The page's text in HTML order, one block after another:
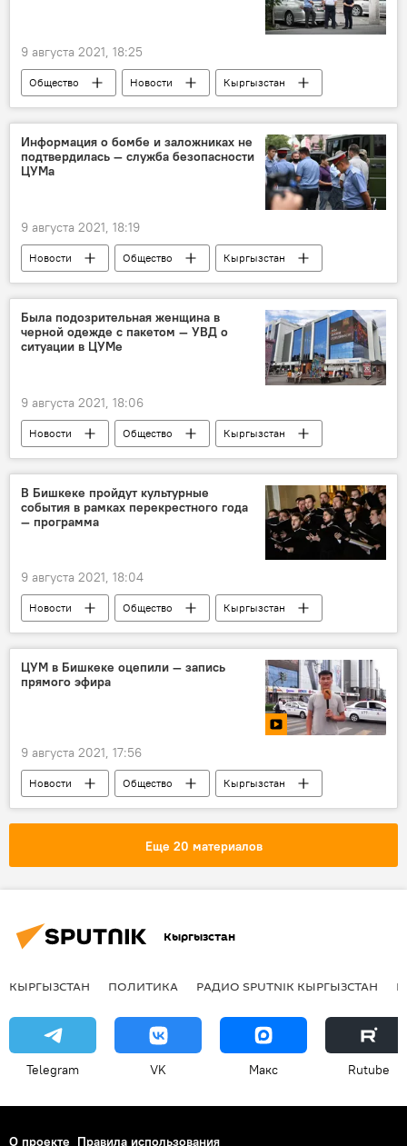
9 августа 2021, 18:25
Общество Новости
Кыргызстан
Происшествия
ЦУМ
ГКНБ
информация
бомба
заложники
комментарии
ложь
Информация о бомбе и заложниках не
подтвердилась — служба безопасности
ЦУМа
9 августа 2021, 18:19
Новости Общество
Кыргызстан
Происшествия
ЦУМ
оцепление
Была подозрительная женщина в
черной одежде с пакетом — УВД о
ситуации в ЦУМе
9 августа 2021, 18:06
Новости Общество
Кыргызстан
Происшествия
Бишкек
ЦУМ
ситуация
милиция
В Бишкеке пройдут культурные
события в рамках перекрестного года
— программа
9 августа 2021, 18:04
Новости Общество
Кыргызстан
Россия
В мире
Культура
программа
перекрестный год
Посольство КР
ЦУМ в Бишкеке оцепили — запись
прямого эфира
9 августа 2021, 17:56
Новости Общество
Кыргызстан
Происшествия
видео
прямая трансляция
эвакуация
Еще 20 материалов
Кыргызстан
КЫРГЫЗСТАН ПОЛИТИКА РАДИО SPUTNIK КЫРГЫЗСТАН
Telegram VK Макс Rutube
О проекте Правила использования